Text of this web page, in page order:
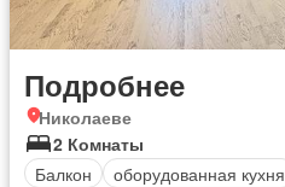
Подробнее
Николаеве
2 Комнаты
Балкон
оборудованная кухня